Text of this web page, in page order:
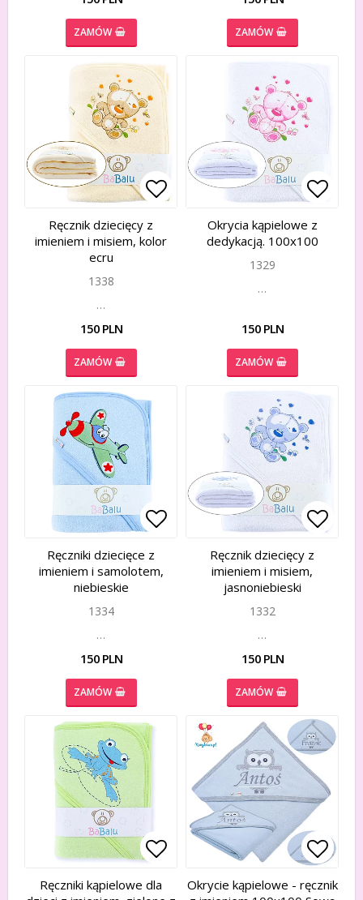
ZAMÓW ZAMÓW
Add to list of favorites
Add to list of favorites
Ręcznik dziecięcy z
imieniem i misiem, kolor
ecru
1338
…
150 PLN
ZAMÓW
Add
Add
Okrycia kąpielowe z
dedykacją. 100x100
1329
…
150 PLN
ZAMÓW
Add to list of favorites
Add to list of favorites
Ręczniki dziecięce z
imieniem i samolotem,
niebieskie
1334
…
150 PLN
ZAMÓW
Add
Add
Ręcznik dziecięcy z
imieniem i misiem,
jasnoniebieski
1332
…
150 PLN
ZAMÓW
Add to list of favorites
Add to list of favorites
Ręczniki kąpielowe dla
Add
Add
Okrycie kąpielowe - ręcznik